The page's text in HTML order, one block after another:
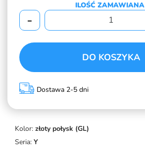
Kolor: złoty połysk (GL)
Seria: Y
ILOŚĆ ZAMAWIANA
-
DO KOSZYKA
Dostawa 2-5 dni